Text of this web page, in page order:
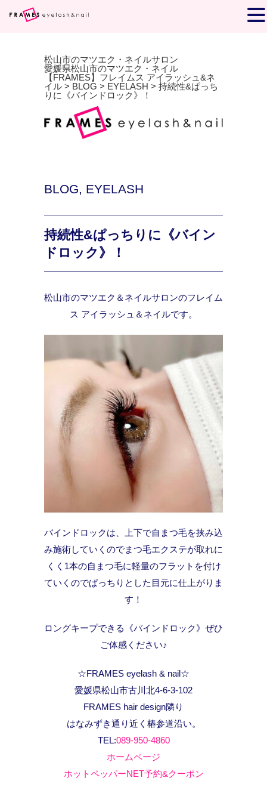
松山市のマツエク・ネイルサロン
愛媛県松山市のマツエク・ネイル
【FRAMES】フレイムス アイラッシュ&ネ
イル > BLOG > EYELASH > 持続性&ぱっち
りに《バインドロック》！
BLOG, EYELASH
持続性&ぱっちりに《バイン
ドロック》！
松山市のマツエク＆ネイルサロンのフレイム
ス アイラッシュ＆ネイルです。
バインドロックは、上下で自まつ毛を挟み込
み施術していくのでまつ毛エクステが取れに
くく1本の自まつ毛に軽量のフラットを付け
ていくのでぱっちりとした目元に仕上がりま
す！
ロングキープできる《バインドロック》ぜひ
ご体感ください♪
☆FRAMES eyelash & nail☆
愛媛県松山市古川北4-6-3-102
FRAMES hair design隣り
はなみずき通り近く椿参道沿い。
TEL:089-950-4860
ホームページ
ホットペッパーNET予約&クーポン